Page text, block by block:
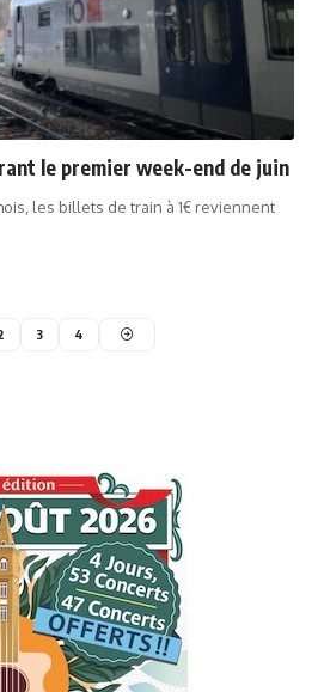
le premier week-end de juin
les billets de train à 1€ reviennent
3 4